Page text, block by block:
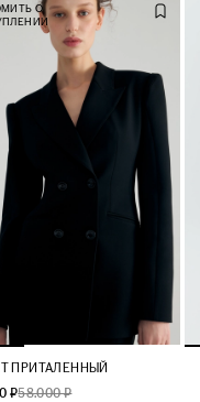
О
ПРИТАЛЕННЫЙ
₽58.000 ₽